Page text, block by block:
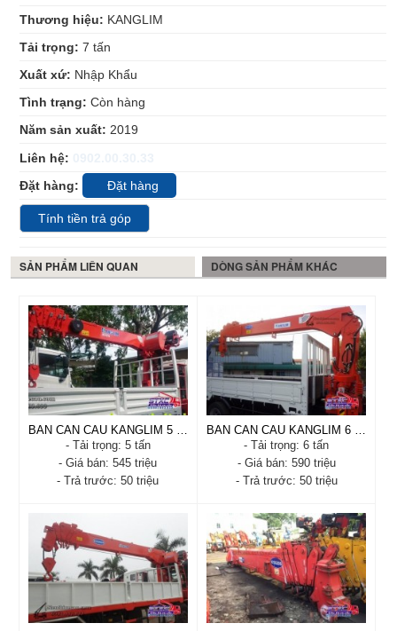
Thương hiệu: KANGLIM
Tải trọng: 7 tấn
Xuất xứ: Nhập Khẩu
Tình trạng: Còn hàng
Năm sản xuất: 2019
Liên hệ:
Đặt hàng:
Đặt hàng
Tính tiền trả góp
SẢN PHẨM LIÊN QUAN DÒNG SẢN PHẨM KHÁC
- Tải trọng: 5 tấn
- Giá bán: 545 triệu
- Trả trước: 50 triệu
5 TẤN
- Xuất xứ: Nhập Khẩu
- Tình trạng: Còn hàng
- Năm sản xuất: 2018
- Tải trọng: 5 tấn
- Trả trước: 50 triệu
Xem chi tiết Đặt hàng
- Tải trọng: 6 tấn
- Giá bán: 590 triệu
- Trả trước: 50 triệu
6 TẤN
- Xuất xứ: Nhập Khẩu
- Tình trạng: Còn hàng
- Năm sản xuất: 2018
- Tải trọng: 6 tấn
- Trả trước: 50 triệu
Xem chi tiết Đặt hàng